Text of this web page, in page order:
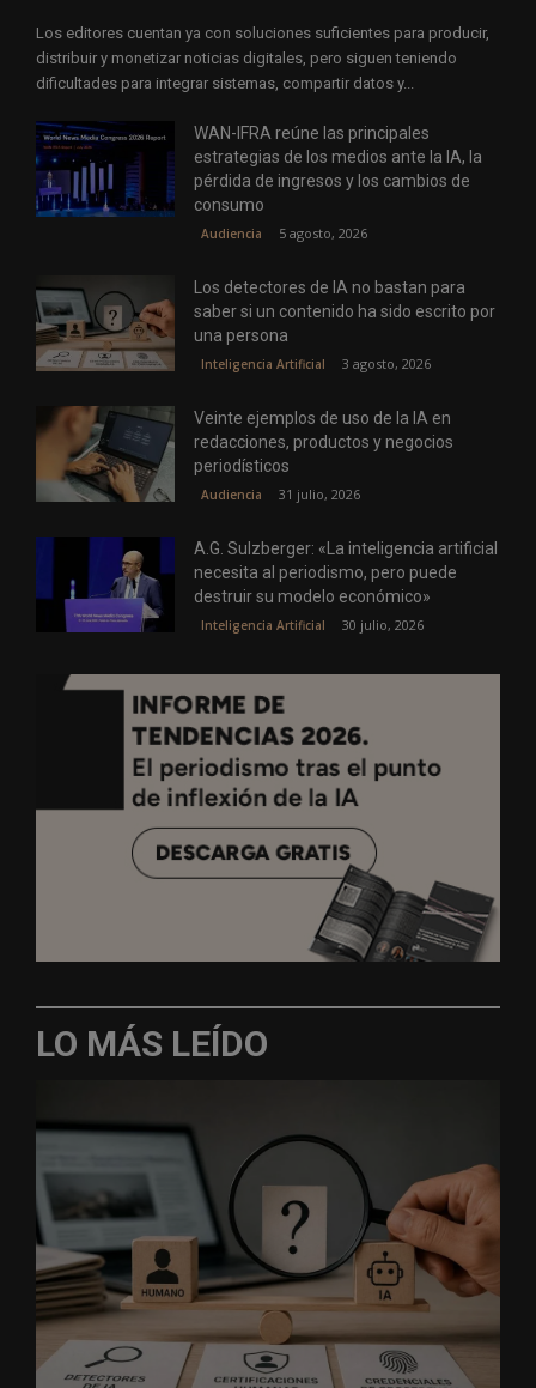
Los editores cuentan ya con soluciones suficientes para producir,
distribuir y monetizar noticias digitales, pero siguen teniendo
dificultades para integrar sistemas, compartir datos y...
WAN-IFRA reúne las principales
estrategias de los medios ante la IA, la
pérdida de ingresos y los cambios de
consumo
Audiencia 5 agosto, 2026
Los detectores de IA no bastan para
saber si un contenido ha sido escrito por
una persona
Inteligencia Artificial 3 agosto, 2026
Veinte ejemplos de uso de la IA en
redacciones, productos y negocios
periodísticos
Audiencia 31 julio, 2026
A.G. Sulzberger: «La inteligencia artificial
necesita al periodismo, pero puede
destruir su modelo económico»
Inteligencia Artificial 30 julio, 2026
LO MÁS LEÍDO